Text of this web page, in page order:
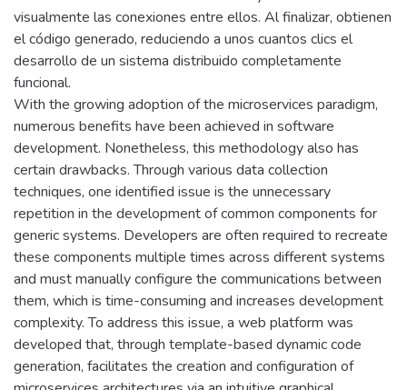
visualmente las conexiones entre ellos. Al finalizar, obtienen
el código generado, reduciendo a unos cuantos clics el
desarrollo de un sistema distribuido completamente
funcional.
With the growing adoption of the microservices paradigm,
numerous benefits have been achieved in software
development. Nonetheless, this methodology also has
certain drawbacks. Through various data collection
techniques, one identified issue is the unnecessary
repetition in the development of common components for
generic systems. Developers are often required to recreate
these components multiple times across different systems
and must manually configure the communications between
them, which is time-consuming and increases development
complexity. To address this issue, a web platform was
developed that, through template-based dynamic code
generation, facilitates the creation and configuration of